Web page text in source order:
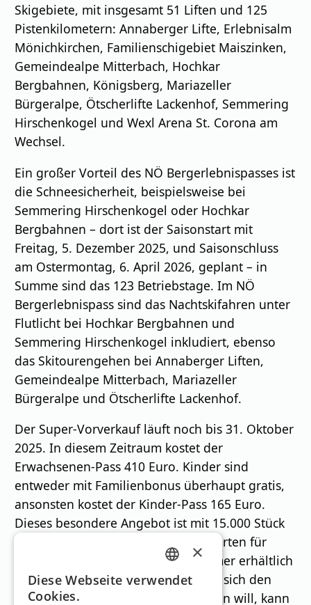
Skigebiete, mit insgesamt 51 Liften und 125
Pistenkilometern: Annaberger Lifte, Erlebnisalm
Mönichkirchen, Familienschigebiet Maiszinken,
Gemeindealpe Mitterbach, Hochkar
Bergbahnen, Königsberg, Mariazeller
Bürgeralpe, Ötscherlifte Lackenhof, Semmering
Hirschenkogel und Wexl Arena St. Corona am
Wechsel.
Ein großer Vorteil des NÖ Bergerlebnispasses ist
die Schneesicherheit, beispielsweise bei
Semmering Hirschenkogel oder Hochkar
Bergbahnen – dort ist der Saisonstart mit
Freitag, 5. Dezember 2025, und Saisonschluss
am Ostermontag, 6. April 2026, geplant – in
Summe sind das 123 Betriebstage. Im NÖ
Bergerlebnispass sind das Nachtskifahren unter
Flutlicht bei Hochkar Bergbahnen und
Semmering Hirschenkogel inkludiert, ebenso
das Skitourengehen bei Annaberger Liften,
Gemeindealpe Mitterbach, Mariazeller
Bürgeralpe und Ötscherlifte Lackenhof.
Der Super-Vorverkauf läuft noch bis 31. Oktober
2025. In diesem Zeitraum kostet der
Erwachsenen-Pass 410 Euro. Kinder sind
entweder mit Familienbonus überhaupt gratis,
ansonsten kostet der Kinder-Pass 165 Euro.
Dieses besondere Angebot ist mit 15.000 Stück
limitiert. ,Mini-Pässe‘, freie Saisonkarten für
Kinder unter sechs Jahren, sind immer erhältlich
und werden nicht dazugezählt. Wer sich den
Familienbonus nicht entgehen lassen will, kann
GERMAN
×
Diese Webseite verwendet
Cookies.